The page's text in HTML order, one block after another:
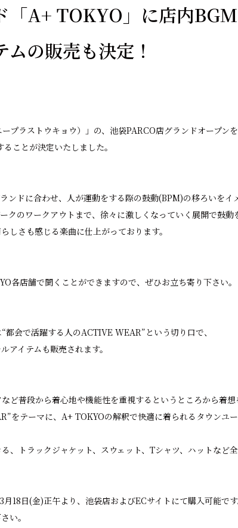
「A+ TOKYO」に店内
の販売も決定！
プラストウキョウ）」の、池袋PARCO店グランドオープンを
ことが決定いたしました。
ンドに合わせ、人が運動をする際の鼓動(BPM)の移ろいをイ
クのワークアウトまで、徐々に激しくなっていく展開で鼓動
しさも感じる楽曲に仕上がっております。
各店舗で聞くことができますので、ぜひお立ち寄り下さい。
都会で活躍する人のACTIVE WEAR”という切り口で、
アイテムも販売されます。
ど普段から着心地や機能性を重視するというところから着想
をテーマに、A+ TOKYOの解釈で快適に着られるタウンユ
、トラックジャケット、スウェット、Tシャツ、ハットなど全
18日(金)正午より、池袋店およびECサイトにて購入可能です
い。